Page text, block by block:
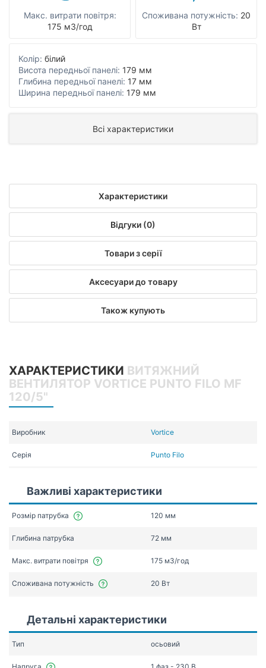
Макс. витрати повітря:
175 мЗ/год
Споживана потужність: 20
Вт
Колір: білий
Висота передньої панелі: 179 мм
Глибина передньої панелі: 17 мм
Ширина передньої панелі: 179 мм
Всі характеристики
Характеристики
Відгуки (0)
Товари з серії
Аксесуари до товару
Також купують
ХАРАКТЕРИСТИКИ ВИТЯЖНИЙ
ВЕНТИЛЯТОР VORTICE PUNTO FILO MF
120/5"
Виробник Vortice
Серія Punto Filo
Важливі характеристики
Розмір патрубка 120 мм
Глибина патрубка 72 мм
Макс. витрати повітря 175 мЗ/год
Споживана потужність 20 Вт
Детальні характеристики
Тип осьовий